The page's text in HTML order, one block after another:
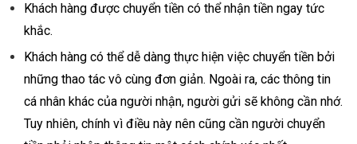
Khách hàng được chuyển tiền có thể nhận tiền ngay tức
khắc.
Khách hàng có thể dễ dàng thực hiện việc chuyển tiền bởi
những thao tác vô cùng đơn giản. Ngoài ra, các thông tin
cá nhân khác của người nhận, người gửi sẽ không cần nhớ.
Tuy nhiên, chính vì điều này nên cũng cần người chuyển